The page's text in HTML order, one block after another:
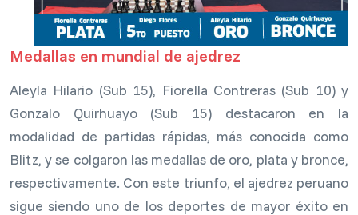
Medallas en mundial de ajedrez
Aleyla Hilario (Sub 15), Fiorella Contreras (Sub 10) y
Gonzalo Quirhuayo (Sub 15) destacaron en la
modalidad de partidas rápidas, más conocida como
Blitz, y se colgaron las medallas de oro, plata y bronce,
respectivamente. Con este triunfo, el ajedrez peruano
sigue siendo uno de los deportes de mayor éxito en